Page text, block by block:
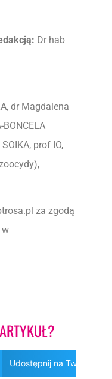
Dr hab
dr Magdalena
BONCELA
prof IO,
za zgodą
w
Udostępnij na Twitter